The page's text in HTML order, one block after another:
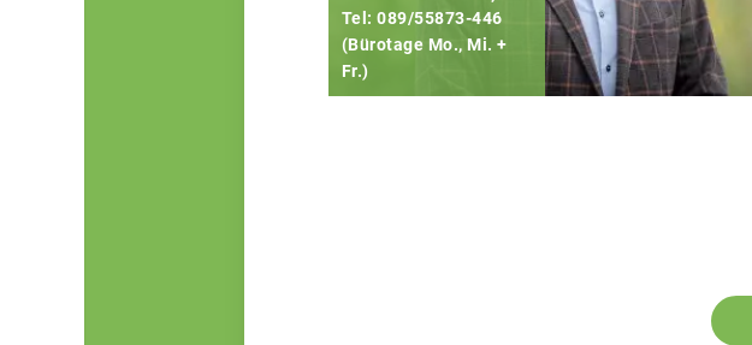
Tel: 089/55873-446
(Bürotage Mo., Mi. +
Fr.)